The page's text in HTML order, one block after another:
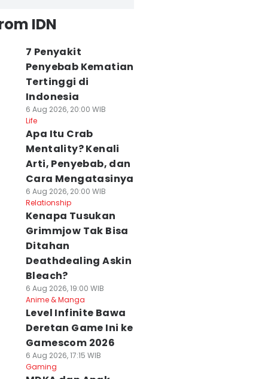
IDN
7 Penyakit
Penyebab Kematian
Tertinggi di
Indonesia
6 Aug 2026, 20:00 WIB
Life
Apa Itu Crab
Mentality? Kenali
Arti, Penyebab, dan
Cara Mengatasinya
6 Aug 2026, 20:00 WIB
Relationship
Kenapa Tusukan
Grimmjow Tak Bisa
Ditahan
Deathdealing Askin
Bleach?
6 Aug 2026, 19:00 WIB
Anime & Manga
Level Infinite Bawa
Deretan Game Ini ke
Gamescom 2026
6 Aug 2026, 17:15 WIB
Gaming